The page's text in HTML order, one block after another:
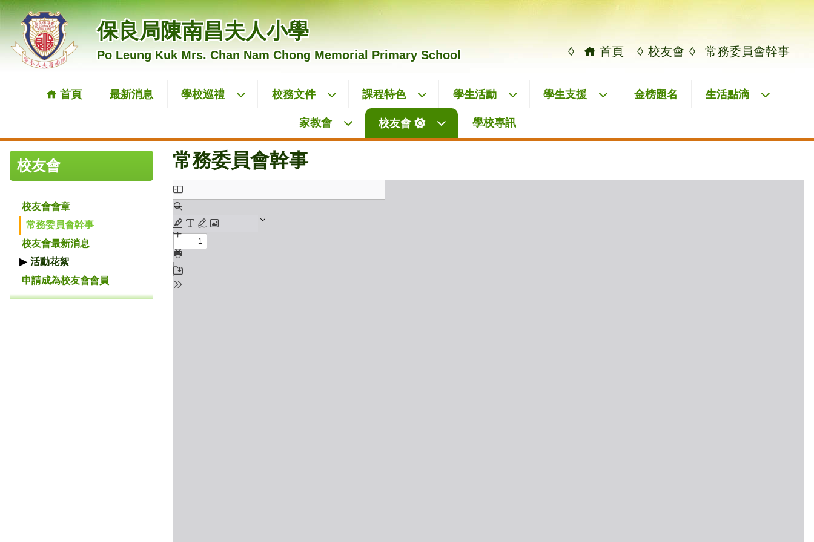
保良局陳南昌夫人小學
Po Leung Kuk Mrs. Chan Nam Chong Memorial Primary School ◊ 首頁 ◊ 校友會 ◊ 常務委員會幹事
首頁 最新消息 學校巡禮 校務文件 課程特色 學生活動 學生支援 金榜題名 生活點滴
家教會 校友會 學校專訊
校友會
校友會會章
常務委員會幹事
校友會最新消息
活動花絮
申請成為校友會會員
常務委員會幹事